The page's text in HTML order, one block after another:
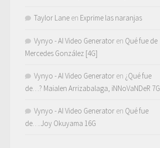
Taylor Lane en Exprime las naranjas
Vynyo - AI Video Generator en Qué fue de
Mercedes González [4G]
Vynyo - AI Video Generator en ¿Qué fue
de…? Maialen Arrizabalaga, iNNoVaNDeR 7G
Vynyo - AI Video Generator en Qué fue
de….Joy Okuyama 16G